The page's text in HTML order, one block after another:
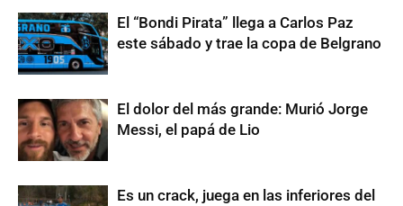
El “Bondi Pirata” llega a Carlos Paz
este sábado y trae la copa de Belgrano
El dolor del más grande: Murió Jorge
Messi, el papá de Lio
Es un crack, juega en las inferiores del